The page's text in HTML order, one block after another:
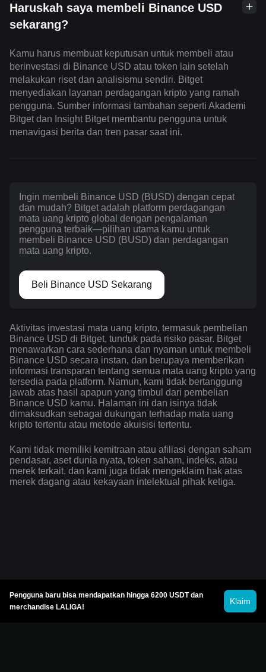
Haruskah saya membeli Binance USD
sekarang?
Kamu harus membuat keputusan untuk membeli atau
berinvestasi di Binance USD atau token lain setelah
melakukan riset dan analisismu sendiri. Bitget
menyediakan layanan perdagangan kripto yang ramah
pengguna. Sumber informasi tambahan seperti Akademi
Bitget dan Insight Bitget membantu pengguna untuk
menavigasi berita dan tren pasar saat ini.
Ingin membeli Binance USD (BUSD) dengan cepat
dan mudah? Bitget adalah platform perdagangan
mata uang kripto global dengan pengalaman
pengguna terbaik—pilihan utama kamu untuk
membeli Binance USD (BUSD) dan perdagangan
mata uang kripto.
Beli Binance USD Sekarang
Aktivitas investasi mata uang kripto, termasuk pembelian
Binance USD di Bitget, tunduk pada risiko pasar. Bitget
menawarkan cara sederhana dan nyaman untuk membeli
Binance USD secara instan, dan berupaya memberikan
informasi transparan tentang semua mata uang kripto yang
tersedia pada platform. Namun, kami tidak bertanggung
jawab atas hasil apapun yang timbul dari pembelian
Binance USD kamu. Halaman ini dan isinya tidak
dimaksudkan sebagai dukungan terhadap mata uang
kripto tertentu atau metode akuisisi tertentu.
Kami tidak memiliki kemitraan atau afiliasi dengan saham
pendasar, aset dunia nyata, token saham, indeks, atau
merek terkait, dan kami juga tidak mengeklaim hak atas
merek dagang atau kekayaan intelektual pihak ketiga.
Pengguna baru bisa mendapatkan hingga 6200 USDT dan
merchandise LALIGA!
Klaim